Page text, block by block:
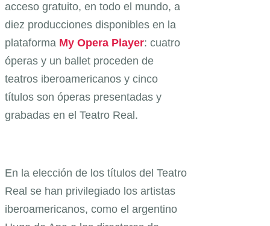
acceso gratuito, en todo el mundo, a
diez producciones disponibles en la
plataforma My Opera Player: cuatro
óperas y un ballet proceden de
teatros iberoamericanos y cinco
títulos son óperas presentadas y
grabadas en el Teatro Real.
En la elección de los títulos del Teatro
Real se han privilegiado los artistas
iberoamericanos, como el argentino